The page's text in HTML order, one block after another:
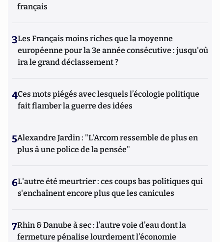
français
3Les Français moins riches que la moyenne
européenne pour la 3e année consécutive : jusqu'où
ira le grand déclassement ?
4Ces mots piégés avec lesquels l’écologie politique
fait flamber la guerre des idées
5Alexandre Jardin : "L'Arcom ressemble de plus en
plus à une police de la pensée"
6L'autre été meurtrier : ces coups bas politiques qui
s'enchaînent encore plus que les canicules
7Rhin & Danube à sec : l’autre voie d’eau dont la
fermeture pénalise lourdement l’économie